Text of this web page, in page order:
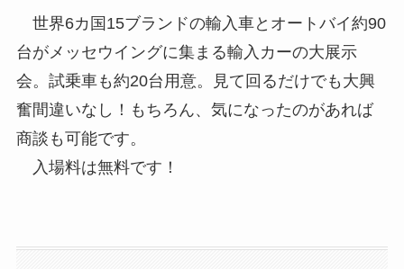
世界6カ国15ブランドの輸入車とオートバイ約90
台がメッセウイングに集まる輸入カーの大展示
会。試乗車も約20台用意。見て回るだけでも大興
奮間違いなし！もちろん、気になったのがあれば
商談も可能です。
入場料は無料です！